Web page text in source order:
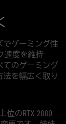
でゲーミング性
速度を維持
てのゲーミング
を幅広く取り
位のRTX 2080